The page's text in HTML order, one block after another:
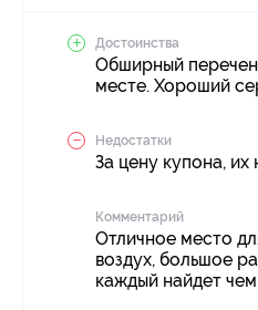
Достоинства
Обширный
месте. Хороший
Недостатки
За цену купона, их
Комментарий
Отличное место
воздух, большое
каждый найдет чем